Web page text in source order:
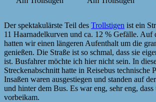
Der spektakulärste Teil des Trollstigen ist ein
11 Haarnadelkurven und ca. 12 % Gefälle. Auf
hatten wir einen längeren Aufenthalt um die
genießen. Die Straße ist so schmal, dass sie
ist. Busfahrer möchte ich hier nicht sein. In
Streckenabschnitt hatte in Reisebus technische
Insaßen waren ausgestiegen und standen auf
und hinter dem Bus. Es war eng, sehr eng, dass
vorbeikam.